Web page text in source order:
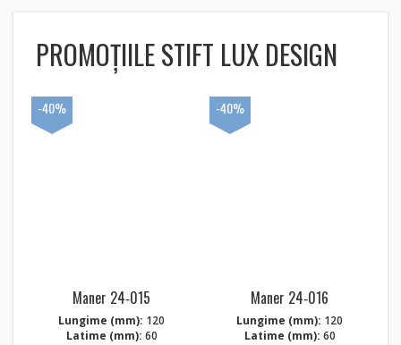
PROMOȚIILE STIFT LUX DESIGN
Maner 24‑015
Lungime (mm): 120
Latime (mm): 60
-40%
Maner 24‑016
Lungime (mm): 120
Latime (mm): 60
-40%